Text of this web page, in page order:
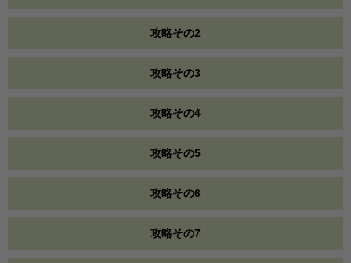
攻略その2
攻略その3
攻略その4
攻略その5
攻略その6
攻略その7